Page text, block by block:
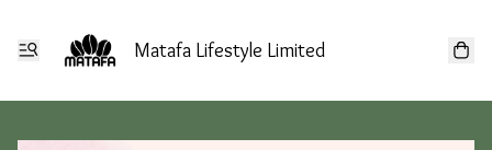
Matafa Lifestyle Limited